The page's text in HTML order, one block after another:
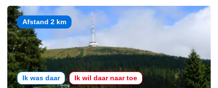
Afstand 2 km
Ik was daar Ik wil daar naar toe